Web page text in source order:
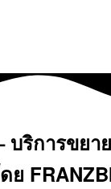
บริการขย
ย